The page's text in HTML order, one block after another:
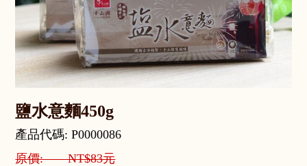
鹽水意麵450g
產品代碼: P0000086
原價: NT$83元